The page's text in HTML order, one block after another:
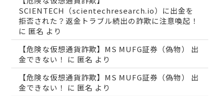
SCIENTECH（scientechresearch.io）に出金を
拒否された？返金トラブル続出の詐欺に注意喚起！
に 匿名 より
【危険な仮想通貨詐欺】MS MUFG証券（偽物） 出
金できない！
に 匿名 より
【危険な仮想通貨詐欺】MS MUFG証券（偽物） 出
金できない！
に 匿名 より